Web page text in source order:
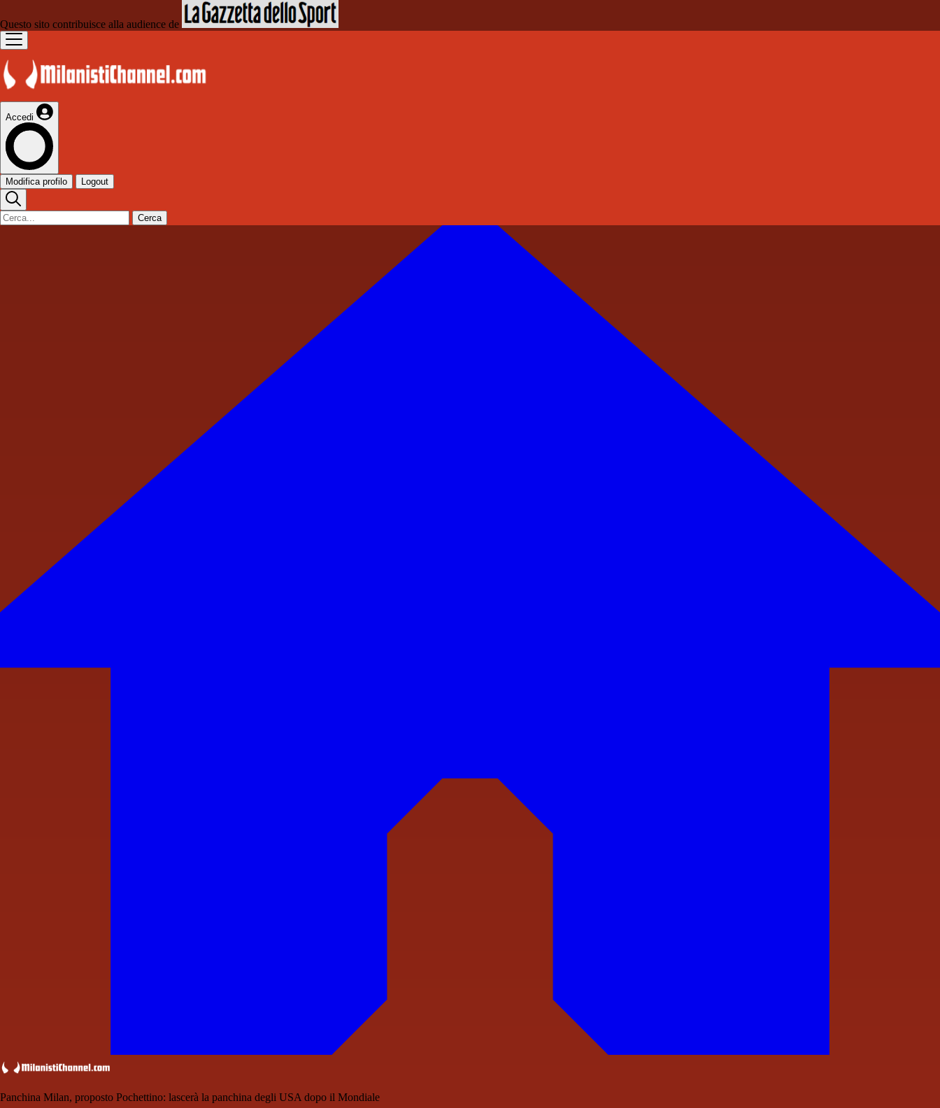
Questo sito contribuisce alla audience de
Accedi
Modifica profilo Logout
Cerca
Panchina Milan, proposto Pochettino: lascerà la panchina degli USA dopo il Mondiale